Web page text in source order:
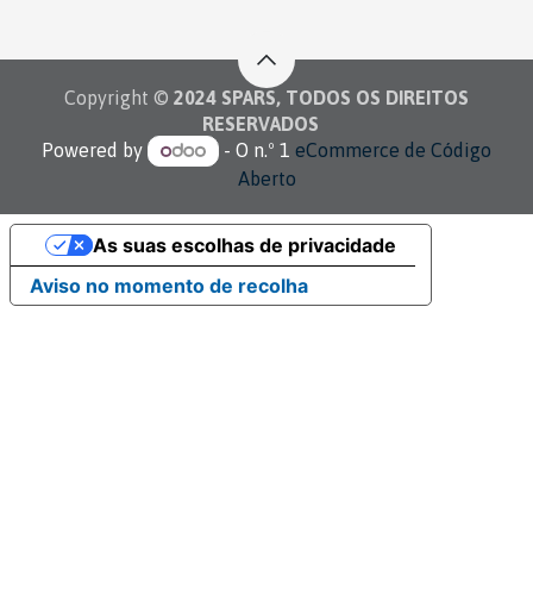
Copyright © 2024 SPARS, TODOS OS DIREITOS
RESERVADOS
Powered by
- O n.º 1 eCommerce de Código
Aberto
Aviso no momento de recolha
As suas escolhas de privacidade